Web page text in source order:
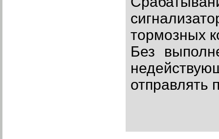
тормозных
Без
отправлять